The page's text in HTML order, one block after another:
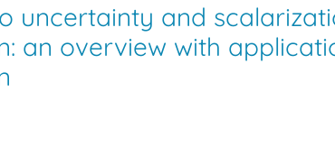
uncertainty and
an overview with